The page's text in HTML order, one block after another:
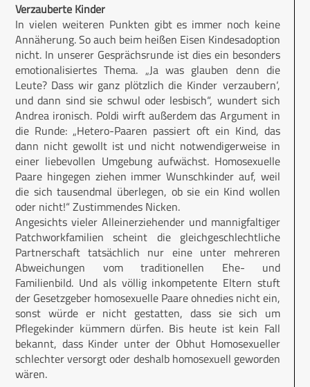
Verzauberte Kinder
In vielen weiteren Punkten gibt es immer noch keine
Annäherung. So auch beim heißen Eisen Kindesadoption
nicht. In unserer Gesprächsrunde ist dies ein besonders
emotionalisiertes Thema. „Ja was glauben denn die
Leute? Dass wir ganz plötzlich die Kinder ‚verzaubern‘,
und dann sind sie schwul oder lesbisch“, wundert sich
Andrea ironisch. Poldi wirft außerdem das Argument in
die Runde: „Hetero-Paaren passiert oft ein Kind, das
dann nicht gewollt ist und nicht notwendigerweise in
einer liebevollen Umgebung aufwächst. Homosexuelle
Paare hingegen ziehen immer Wunschkinder auf, weil
die sich tausendmal überlegen, ob sie ein Kind wollen
oder nicht!“ Zustimmendes Nicken.
Angesichts vieler Alleinerziehender und mannigfaltiger
Patchworkfamilien scheint die gleichgeschlechtliche
Partnerschaft tatsächlich nur eine unter mehreren
Abweichungen vom traditionellen Ehe- und
Familienbild. Und als völlig inkompetente Eltern stuft
der Gesetzgeber homosexuelle Paare ohnedies nicht ein,
sonst würde er nicht gestatten, dass sie sich um
Pflegekinder kümmern dürfen. Bis heute ist kein Fall
bekannt, dass Kinder unter der Obhut Homosexueller
schlechter versorgt oder deshalb homosexuell geworden
wären.